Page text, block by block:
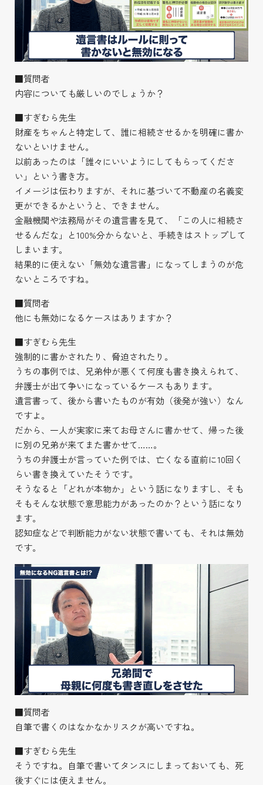
■質問者
内容についても厳しいのでしょうか？
■すぎむら先生
財産をちゃんと特定して、誰に相続させるかを明確に書か
ないといけません。
以前あったのは「誰々にいいようにしてもらってくださ
い」という書き方。
イメージは伝わりますが、それに基づいて不動産の名義変
更ができるかというと、できません。
金融機関や法務局がその遺言書を見て、「この人に相続さ
せるんだな」と100%分からないと、手続きはストップして
しまいます。
結果的に使えない「無効な遺言書」になってしまうのが危
ないところですね。
■質問者
他にも無効になるケースはありますか？
■すぎむら先生
強制的に書かされたり、脅迫されたり。
うちの事例では、兄弟仲が悪くて何度も書き換えられて、
弁護士が出て争いになっているケースもあります。
遺言書って、後から書いたものが有効（後発が強い）なん
ですよ。
だから、一人が実家に来てお母さんに書かせて、帰った後
に別の兄弟が来てまた書かせて……。
うちの弁護士が言っていた例では、亡くなる直前に10回く
らい書き換えていたそうです。
そうなると「どれが本物か」という話になりますし、そも
そもそんな状態で意思能力があったのか？という話になり
ます。
認知症などで判断能力がない状態で書いても、それは無効
です。
■質問者
自筆で書くのはなかなかリスクが高いですね。
■すぎむら先生
そうですね。自筆で書いてタンスにしまっておいても、死
後すぐには使えません。